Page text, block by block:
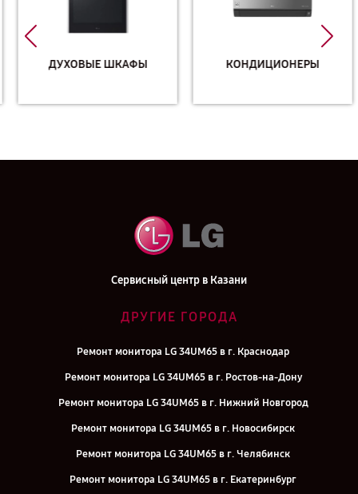
ДУХОВЫЕ ШКАФЫ КОНДИЦИОНЕРЫ
Сервисный центр в Казани
ДРУГИЕ ГОРОДА
Ремонт монитора LG 34UM65 в г. Краснодар
Ремонт монитора LG 34UM65 в г. Ростов-на-Дону
Ремонт монитора LG 34UM65 в г. Нижний Новгород
Ремонт монитора LG 34UM65 в г. Новосибирск
Ремонт монитора LG 34UM65 в г. Челябинск
Ремонт монитора LG 34UM65 в г. Екатеринбург